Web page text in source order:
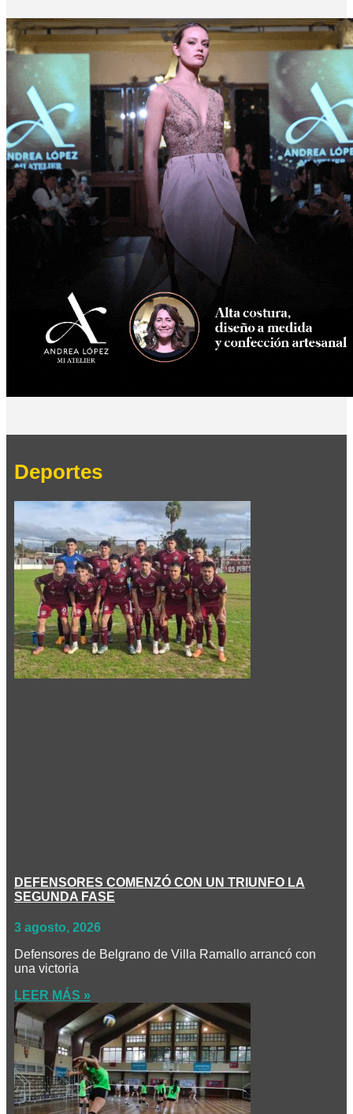
Deportes
DEFENSORES COMENZÓ CON UN TRIUNFO LA
SEGUNDA FASE
3 agosto, 2026
Defensores de Belgrano de Villa Ramallo arrancó con
una victoria
LEER MÁS »